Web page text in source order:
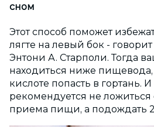
сном
Этот способ поможет
лягте на левый бок - говорит
Энтони А. Старполи. Тогда
находиться ниже пищевода,
кислоте попасть в гортань.
рекомендуется не ложиться
приема пищи, а подождать